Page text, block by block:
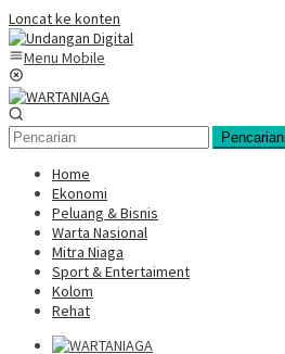
Loncat ke konten
Menu Mobile
Pencarian
Home
Ekonomi
Peluang & Bisnis
Warta Nasional
Mitra Niaga
Sport & Entertaiment
Kolom
Rehat